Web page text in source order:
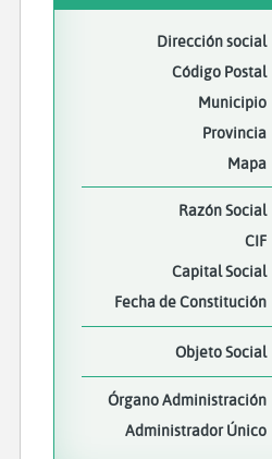
Dirección social
Código Postal
Municipio
Provincia
Mapa
Razón Social
CIF
Capital Social
Fecha de Constitución
Objeto Social
Órgano Administración
Administrador Único